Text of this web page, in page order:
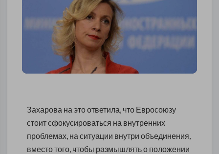
Захарова на это ответила, что Евросоюзу
стоит сфокусироваться на внутренних
проблемах, на ситуации внутри объединения,
вместо того, чтобы размышлять о положении